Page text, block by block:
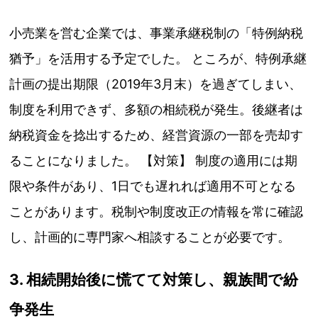
小売業を営む企業では、事業承継税制の「特例納税
猶予」を活用する予定でした。 ところが、特例承継
計画の提出期限（2019年3月末）を過ぎてしまい、
制度を利用できず、多額の相続税が発生。後継者は
納税資金を捻出するため、経営資源の一部を売却す
ることになりました。 【対策】 制度の適用には期
限や条件があり、1日でも遅れれば適用不可となる
ことがあります。税制や制度改正の情報を常に確認
し、計画的に専門家へ相談することが必要です。
3. 相続開始後に慌てて対策し、親族間で紛
争発生